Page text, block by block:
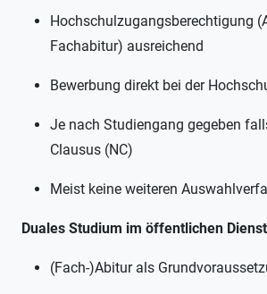
Hochschulzugangsberechtigung
Fachabitur) ausreichend
Bewerbung direkt bei der
Je nach Studiengang gegeben
Clausus (NC)
Meist keine weiteren
Duales Studium im öffentlichen
(Fach-)Abitur als